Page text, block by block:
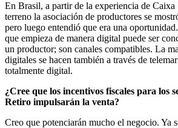
En Brasil, a partir de la experiencia de Caixa
terreno la asociación de productores se
pero luego entendió que era una
que empieza de manera digital puede ser
un productor; son canales compatibles. La
digitales se hacen también a través de
totalmente digital.
¿Cree que los incentivos fiscales para los
Retiro impulsarán la venta?
Creo que potenciarán mucho el negocio. Ya